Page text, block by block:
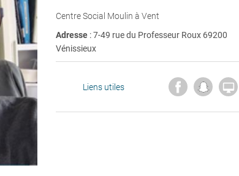
Centre Social Moulin à Vent
Adresse : 7-49 rue du Professeur Roux 69200
Vénissieux
Liens utiles 